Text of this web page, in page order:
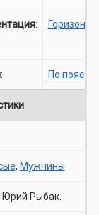
:
: По пояс
, Мужчины
Рыбак.